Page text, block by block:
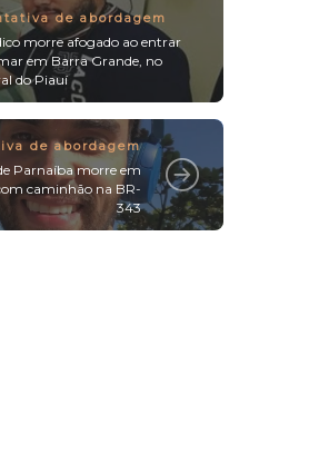
de abordagem
morre afogado ao entrar
em Barra Grande, no
do Piauí
de abordagem
Parnaíba morre em
caminhão na BR-
343